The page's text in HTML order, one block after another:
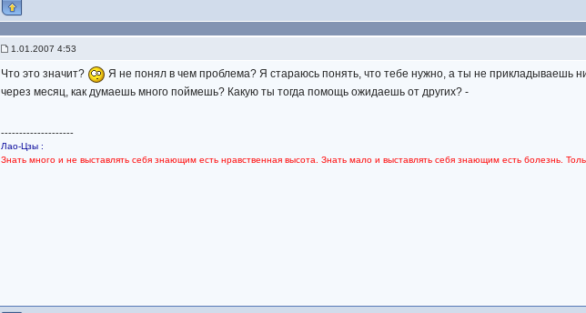
1.01.2007 4:53
Что это значит?
Я не понял в чем проблема? Я стараюсь понять, что тебе нужно, а ты не прикладываешь
через месяц, как думаешь много поймешь? Какую ты тогда помощь ожидаешь от других? -
--------------------
Лао-Цзы :
Знать много и не выставлять себя знающим есть нравственная высота. Знать мало и выставлять себя знающим есть болезнь.